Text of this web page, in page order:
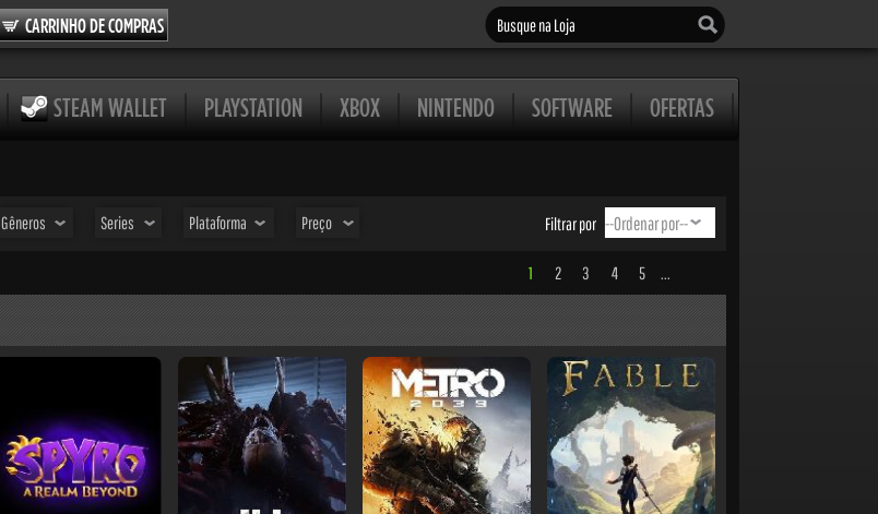
CARRINHO DE COMPRAS Busque na Loja
STEAM WALLET PLAYSTATION XBOX NINTENDO SOFTWARE OFERTAS
Gêneros Series Plataforma Preço Filtrar por
1 2 3 4 5 ...